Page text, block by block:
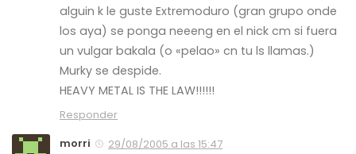
alguin k le guste Extremoduro (gran grupo onde
los aya) se ponga neeeng en el nick cm si fuera
un vulgar bakala (o «pelao» cn tu ls llamas.)
Murky se despide.
HEAVY METAL IS THE LAW!!!!!!
Responder
morri
29/08/2005 a las 15:47